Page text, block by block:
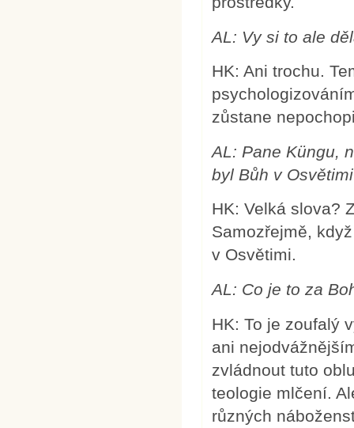
AL: Vy si to ale
HK: Ani trochu.
zůstane
AL: Pane Küngu,
byl Bůh v
HK: Velká slova?
Samozřejmě,
v Osvětimi.
AL: Co je to za
HK: To je zoufalý
ani
zvládnout tuto
teologie mlčení.
různých